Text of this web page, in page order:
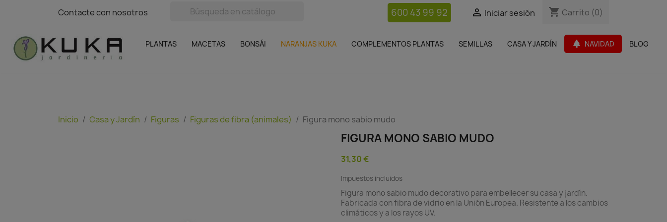
Contacte con nosotros  Iniciar sesión shopping_cart Carrito (0)
Contacte con nosotros 600 43 99 92  Iniciar sesión shopping_cart Carrito (0)
PLANTAS MACETAS BONSÁI NARANJAS KUKA COMPLEMENTOS PLANTAS SEMILLAS CASA Y JARDÍN park NAVIDAD BLOG
Complementos plantas Muebles Jardín
SIN GASTOS DE ENVÍO
Inicio Casa y Jardín Figuras Figuras de fibra (animales) Figura mono sabio mudo
FIGURA MONO SABIO MUDO
31,30 €
Impuestos incluidos
Figura mono sabio mudo decorativo para embellecer su casa y jardín.
Fabricada con fibra de vidrio en la Unión Europea. Resistente a los cambios
climáticos y a los rayos UV.